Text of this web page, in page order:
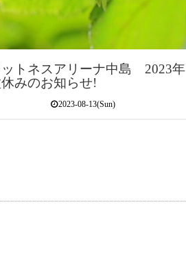
ットネスアリーナ中島 2023年
みのお知らせ!
2023-08-13(Sun)